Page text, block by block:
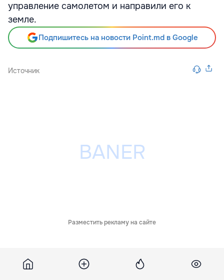
управление самолетом и направили его к
земле.
Подпишитесь на новости Point.md в Google
Источник
Разместить рекламу на сайте
Похожие новости